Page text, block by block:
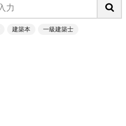
建築本 一級建築士